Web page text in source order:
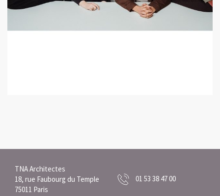
TNA Architectes
18, rue Faubourg du Temple
75011 Paris
01 53 38 47 00